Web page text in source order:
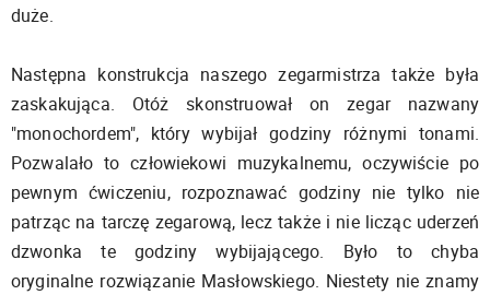
duże.
Następna konstrukcja naszego zegarmistrza także była
zaskakująca. Otóż skonstruował on zegar nazwany
"monochordem", który wybijał godziny różnymi tonami.
Pozwalało to człowiekowi muzykalnemu, oczywiście po
pewnym ćwiczeniu, rozpoznawać godziny nie tylko nie
patrząc na tarczę zegarową, lecz także i nie licząc uderzeń
dzwonka te godziny wybijającego. Było to chyba
oryginalne rozwiązanie Masłowskiego. Niestety nie znamy